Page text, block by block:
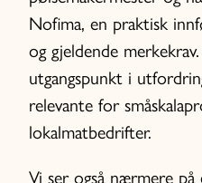
Nofima, en praktisk
og gjeldende
utgangspunkt i
relevante for
lokalmatbedrifter.
Vi ser også nærmere på